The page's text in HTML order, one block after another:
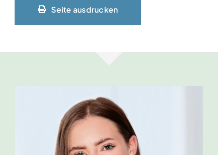
Seite ausdrucken